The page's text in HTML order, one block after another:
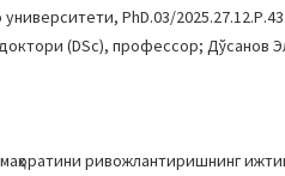
PhD.03/
(DSc), профессор; Дўсанов
ривожлантиришнинг